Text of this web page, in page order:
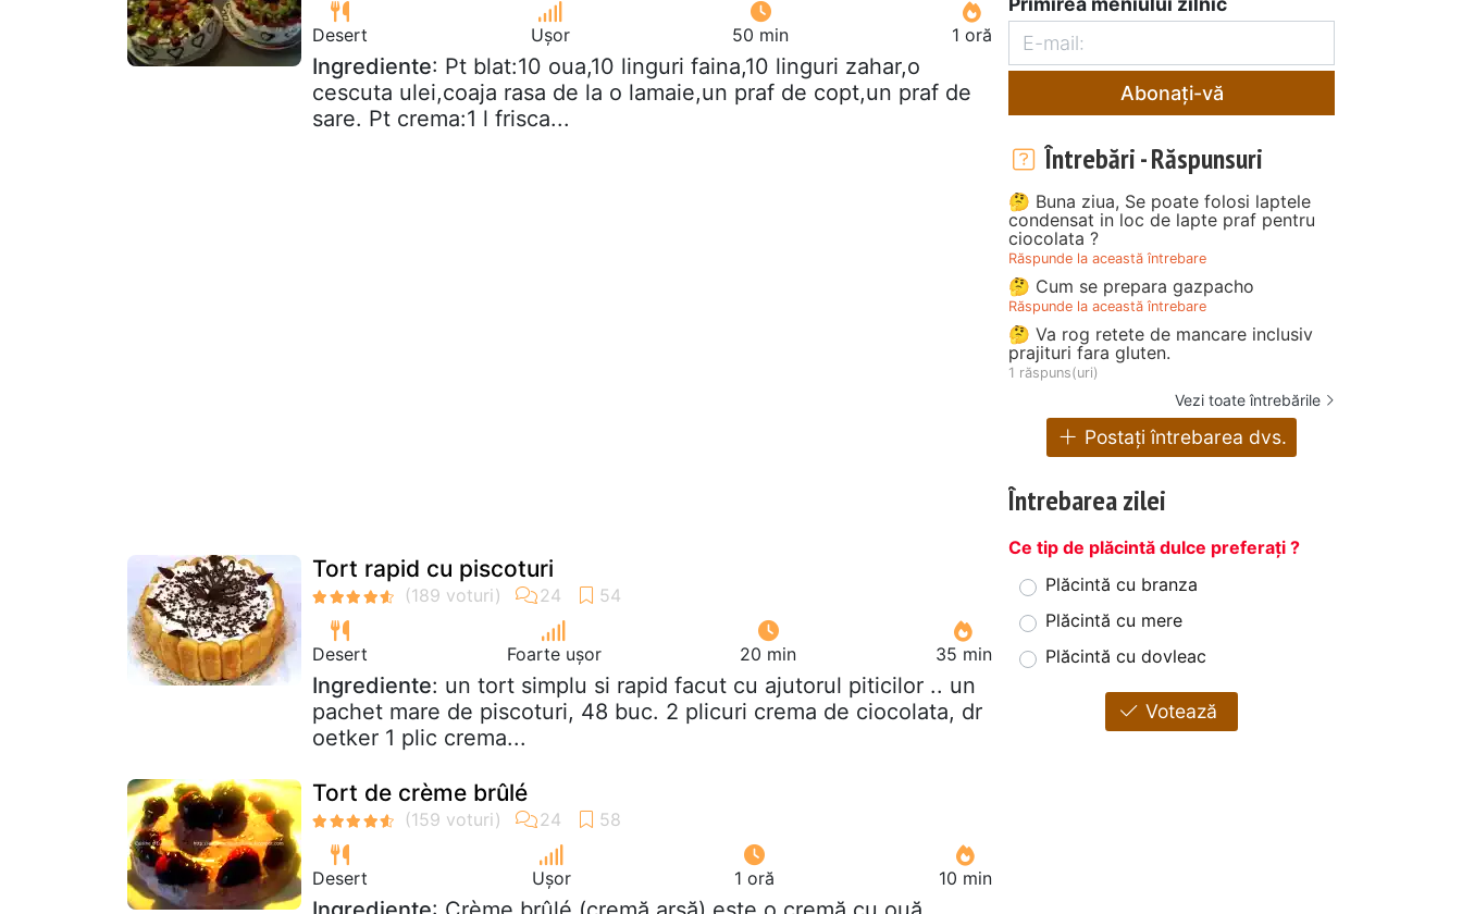
Desert Ușor 50 min 1 oră
Ingrediente: Pt blat:10 oua,10 linguri faina,10 linguri zahar,o
cescuta ulei,coaja rasa de la o lamaie,un praf de copt,un praf de
sare. Pt crema:1 l frisca...
Tort rapid cu piscoturi
Desert Foarte ușor 20 min 35 min
Ingrediente: un tort simplu si rapid facut cu ajutorul piticilor .. un
pachet mare de piscoturi, 48 buc. 2 plicuri crema de ciocolata, dr
oetker 1 plic crema...
Tort de crème brûlé
Desert Ușor 1 oră 10 min
Abonați-vă
Întrebări - Răspunsuri
🤔 Buna ziua, Se poate folosi laptele
condensat in loc de lapte praf pentru
ciocolata ?
Răspunde la această întrebare
🤔 Cum se prepara gazpacho
Răspunde la această întrebare
🤔 Va rog retete de mancare inclusiv
prajituri fara gluten.
1 răspuns(uri)
Vezi toate întrebările
Postați întrebarea dvs.
Întrebarea zilei
Ce tip de plăcintă dulce preferați ?
Plăcintă cu branza
Plăcintă cu mere
Plăcintă cu dovleac
Votează